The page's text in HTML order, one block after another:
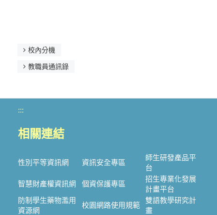
校內分機
教職員通訊錄
:::
相關連結
性別平等資訊網 資訊安全專區
師生研發產品平
台
智慧財產權資訊網
個資保護專區
招生專業化發展
計畫平台
防制學生藥物濫用
資源網
校園網路使用規範
雙語教學研究計
畫